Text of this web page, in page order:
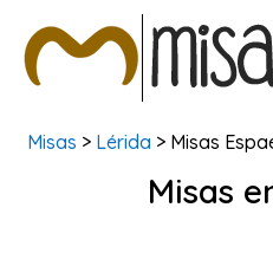
BUSCAR MISAS
Misas > Lérida > Misas
Misas